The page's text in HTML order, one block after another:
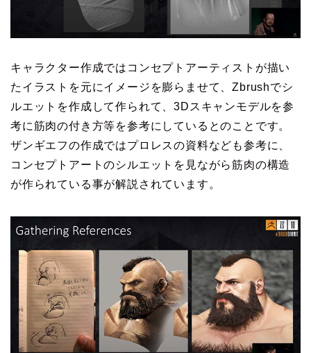
キャラクター作成ではコンセプトアーティストが描い
たイラストを元にイメージを膨らませて、Zbrushでシ
ルエットを作成して作られて、3Dスキャンモデルを参
考に筋肉の付き方等を参考にしているとのことです。
ザンギエフの作成ではプロレスの資料なども参考に、
コンセプトアートのシルエットを見ながら筋肉の構造
が作られている事が解説されています。